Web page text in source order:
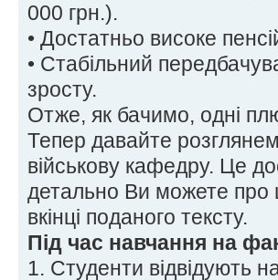
000 грн.).
• Достатньо високе
• Стабільний
зросту.
Отже, як бачимо, одні
Тепер давайте
військову кафедру. Це
детально Ви можете про
вкінці поданого тексту.
Під час навчання на
1. Студенти відвідують